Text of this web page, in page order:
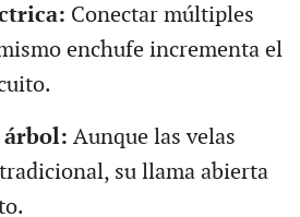
Conectar múltiples
enchufe incrementa el
árbol: Aunque las velas
su llama abierta